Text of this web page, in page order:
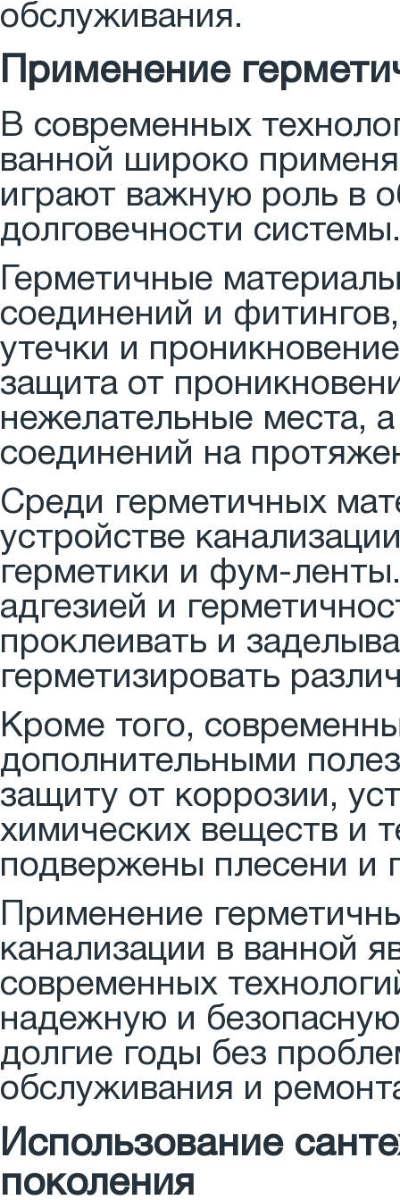
обслуживания.
Применение
В современных
ванной широко
играют важную роль в
долговечности системы.
Герметичные
соединений и
утечки и
защита от
нежелательные места,
соединений на
Среди герметичных
устройстве
герметики и фум-
адгезией и
проклеивать и
герметизировать
Кроме того,
дополнительными
защиту от коррозии,
химических веществ и
подвержены плесени и
Применение
канализации в ванной
современных
надежную и
долгие годы без
обслуживания и
Использование
поколения